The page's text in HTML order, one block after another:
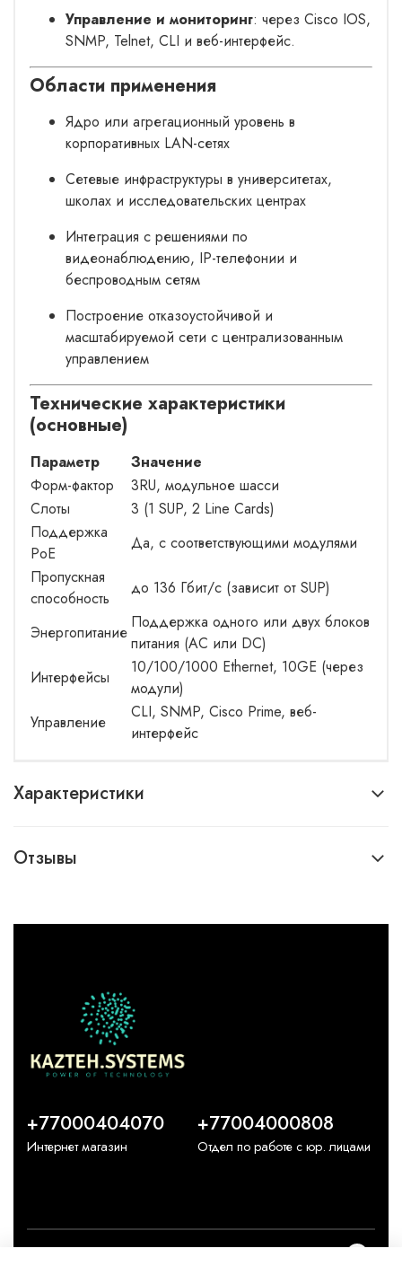
Управление и мониторинг: через Cisco IOS,
SNMP, Telnet, CLI и веб-интерфейс.
Области применения
Ядро или агрегационный уровень в
корпоративных LAN-сетях
Сетевые инфраструктуры в университетах,
школах и исследовательских центрах
Интеграция с решениями по
видеонаблюдению, IP-телефонии и
беспроводным сетям
Построение отказоустойчивой и
масштабируемой сети с централизованным
управлением
Технические характеристики
(основные)
Параметр
Значение
Форм-фактор
3RU, модульное шасси
Слоты
3 (1 SUP, 2 Line Cards)
Поддержка
PoE
Да, с соответствующими модулями
Пропускная
способность
до 136 Гбит/с (зависит от SUP)
Энергопитание
Поддержка одного или двух блоков
питания (AC или DC)
Интерфейсы
10/100/1000 Ethernet, 10GE (через
модули)
Управление
CLI, SNMP, Cisco Prime, веб-
интерфейс
Характеристики
Отзывы
+77000404070
Интернет магазин
+77004000808
Отдел по работе с юр. лицами